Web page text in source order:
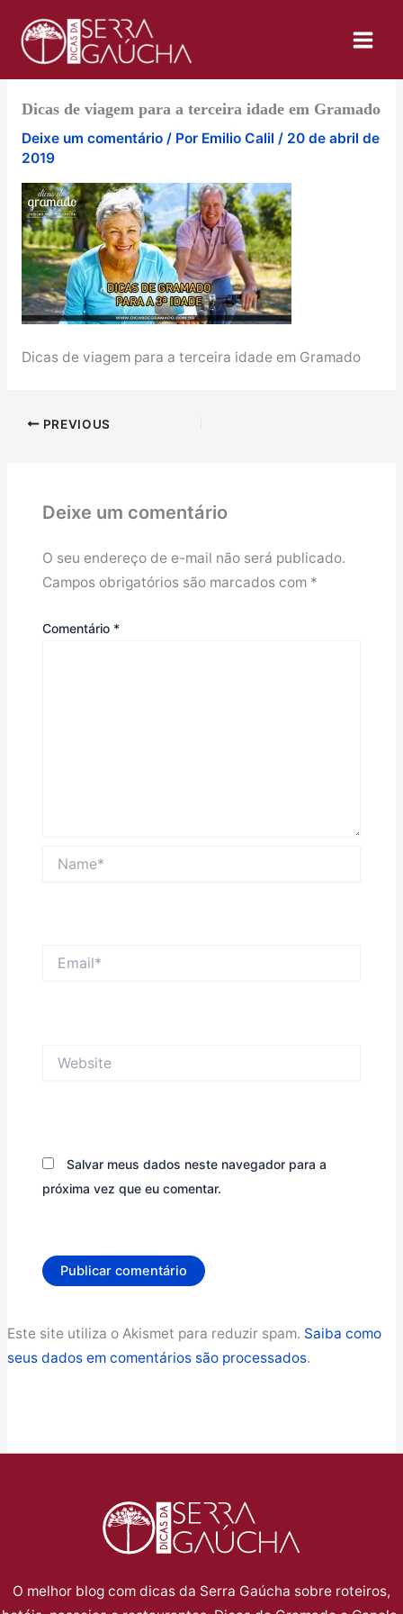
para
conteúdo
Dicas de viagem para a terceira idade em Gramado
Deixe um comentário / Por Emilio Calil / 20 de abril de
2019
Dicas de viagem para a terceira idade em Gramado
PREVIOUS
Deixe um comentário
O seu endereço de e-mail não será publicado.
Campos obrigatórios são marcados com *
Comentário *
Salvar meus dados neste navegador para a
próxima vez que eu comentar.
Este site utiliza o Akismet para reduzir spam. Saiba como
seus dados em comentários são processados.
O melhor blog com dicas da Serra Gaúcha sobre roteiros,